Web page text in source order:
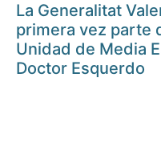
La Generalitat
primera vez parte
Unidad de Media
Doctor Esquerdo